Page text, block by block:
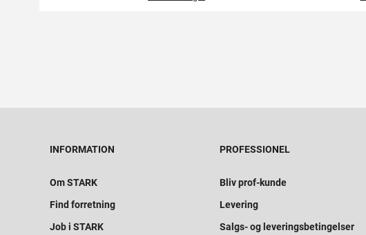
INFORMATION
Om STARK
Find forretning
Job i STARK
PROFESSIONEL
Bliv prof-kunde
Levering
Salgs- og leveringsbetingelser